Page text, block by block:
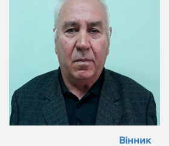
Вінник